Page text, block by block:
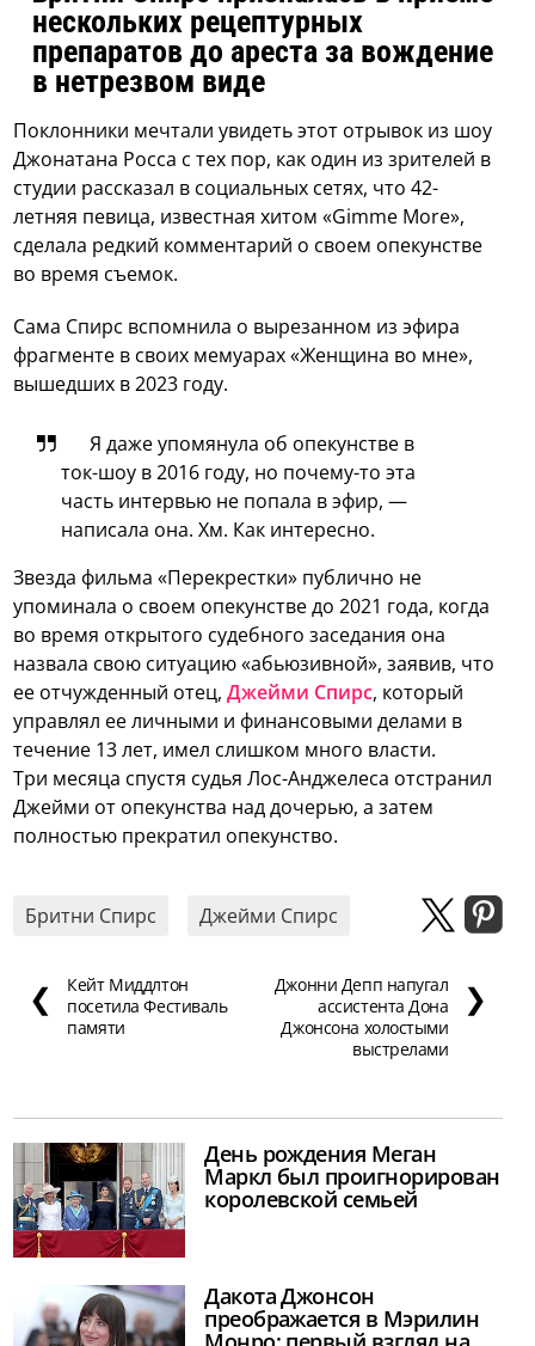
нескольких рецептурных
препаратов до ареста за вождение
в нетрезвом виде
Поклонники мечтали увидеть этот отрывок из шоу
Джонатана Росса с тех пор, как один из зрителей в
студии рассказал в социальных сетях, что 42-
летняя певица, известная хитом «Gimme More»,
сделала редкий комментарий о своем опекунстве
во время съемок.
Сама Спирс вспомнила о вырезанном из эфира
фрагменте в своих мемуарах «Женщина во мне»,
вышедших в 2023 году.
Я даже упомянула об опекунстве в
ток-шоу в 2016 году, но почему-то эта
часть интервью не попала в эфир, —
написала она. Хм. Как интересно.
Звезда фильма «Перекрестки» публично не
упоминала о своем опекунстве до 2021 года, когда
во время открытого судебного заседания она
назвала свою ситуацию «абьюзивной», заявив, что
ее отчужденный отец,Джейми Спирс, который
управлял ее личными и финансовыми делами в
течение 13 лет, имел слишком много власти.
Три месяца спустя судья Лос-Анджелеса отстранил
Джейми от опекунства над дочерью, а затем
полностью прекратил опекунство.
Бритни Спирс Джейми Спирс
❮
Кейт Миддлтон
посетила Фестиваль
памяти
Джонни Депп напугал
ассистента Дона
Джонсона холостыми
выстрелами
❯
День рождения Меган
Маркл был проигнорирован
королевской семьей
Дакота Джонсон
преображается в Мэрилин